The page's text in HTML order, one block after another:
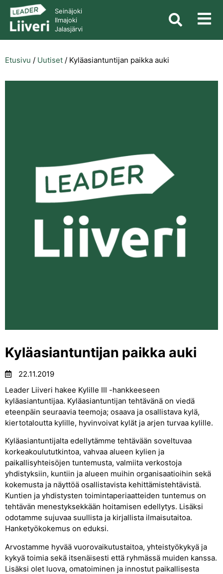
Seinäjoki
Ilmajoki
Jalasjärvi
Etusivu / Uutiset / Kyläasiantuntijan paikka auki
Kyläasiantuntijan paikka auki
22.11.2019
Leader Liiveri hakee Kylille III -hankkeeseen
kyläasiantuntijaa. Kyläasiantuntijan tehtävänä on viedä
eteenpäin seuraavia teemoja; osaava ja osallistava kylä,
kiertotaloutta kylille, hyvinvoivat kylät ja arjen turvaa kylille.
Kyläasiantuntijalta edellytämme tehtävään soveltuvaa
korkeakoulututkintoa, vahvaa alueen kylien ja
paikallisyhteisöjen tuntemusta, valmiita verkostoja
yhdistyksiin, kuntiin ja alueen muihin organisaatioihin sekä
kokemusta ja näyttöä osallistavista kehittämistehtävistä.
Kuntien ja yhdistysten toimintaperiaatteiden tuntemus on
tehtävän menestyksekkään hoitamisen edellytys. Lisäksi
odotamme sujuvaa suullista ja kirjallista ilmaisutaitoa.
Hanketyökokemus on eduksi.
Arvostamme hyvää vuorovaikutustaitoa, yhteistyökykyä ja
kykyä toimia sekä itsenäisesti että ryhmässä muiden kanssa.
Lisäksi olet luova, omatoiminen ja innostut paikallisesta